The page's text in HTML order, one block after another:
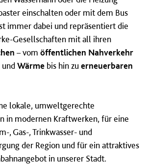
einschalten oder mit dem Bus
immer dabei und repräsentiert die
Gesellschaften mit all ihren
– vom öffentlichen Nahverkehr
undWärme bis hin zu erneuerbaren
lokale, umweltgerechte
in modernen Kraftwerken, für eine
, Gas-, Trinkwasser- und
der Region und für ein attraktives
in unserer Stadt.